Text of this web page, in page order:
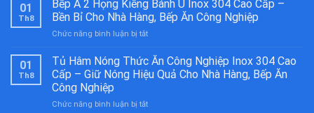
01
Th8
Bếp Á 2 Họng Kiềng Bánh Ú Inox 304 Cao Cấp –
Bền Bỉ Cho Nhà Hàng, Bếp Ăn Công Nghiệp
Chức năng bình luận bị tắtở
Á
2
Họng
Bánh
01
Th8
Tủ Hâm Nóng Thức Ăn Công Nghiệp Inox 304 Cao
Cấp – Giữ Nóng Hiệu Quả Cho Nhà Hàng, Bếp Ăn
Công Nghiệp
Chức năng bình luận bị tắtở